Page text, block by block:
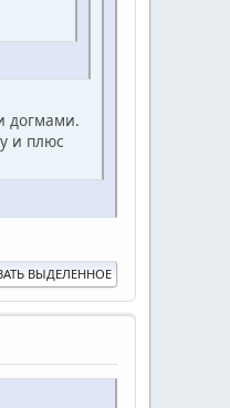
догмами.
и плюс
ВЫДЕЛЕННОЕ